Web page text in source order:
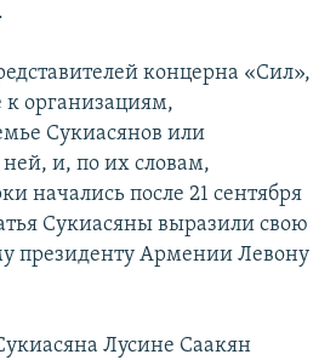
концерна «Сил»,
к организациям,
Сукиасянов или
и, по их словам,
начались после 21 сентября
Сукиасяны выразили свою
президенту Армении Левону
Лусине Саакян